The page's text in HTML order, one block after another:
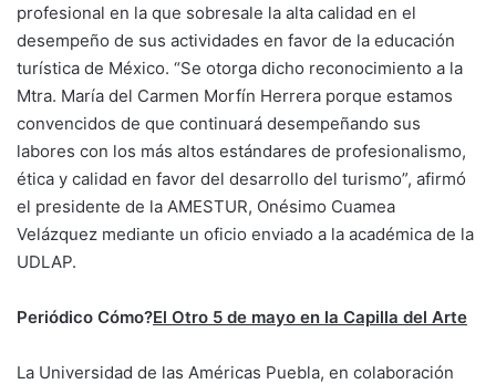
profesional en la que sobresale la alta calidad en el
desempeño de sus actividades en favor de la educación
turística de México. “Se otorga dicho reconocimiento a la
Mtra. María del Carmen Morfín Herrera porque estamos
convencidos de que continuará desempeñando sus
labores con los más altos estándares de profesionalismo,
ética y calidad en favor del desarrollo del turismo”, afirmó
el presidente de la AMESTUR, Onésimo Cuamea
Velázquez mediante un oficio enviado a la académica de la
UDLAP.
Periódico Cómo?El Otro 5 de mayo en la Capilla del Arte
La Universidad de las Américas Puebla, en colaboración